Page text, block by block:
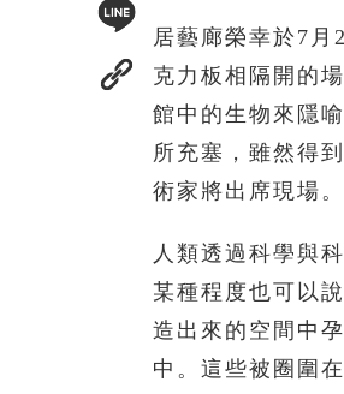
居藝廊榮幸於7
克力板相隔開的
館中的生物來隱
所充塞，雖然得
術家將出席現場。
人類透過科學與
某種程度也可以
造出來的空間中
中。這些被圈圍